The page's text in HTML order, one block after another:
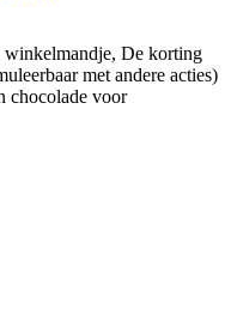
De korting
met andere acties)
chocolade voor